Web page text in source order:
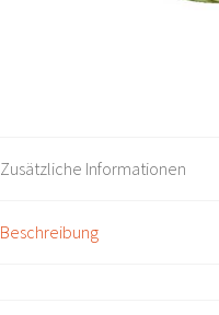
Zusätzliche Informationen
Beschreibung